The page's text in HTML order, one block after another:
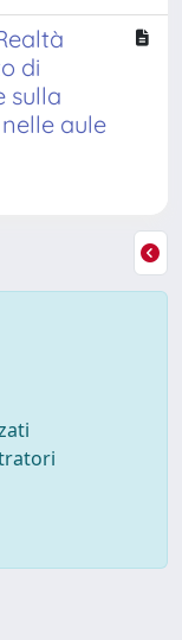
di
sulla
aule